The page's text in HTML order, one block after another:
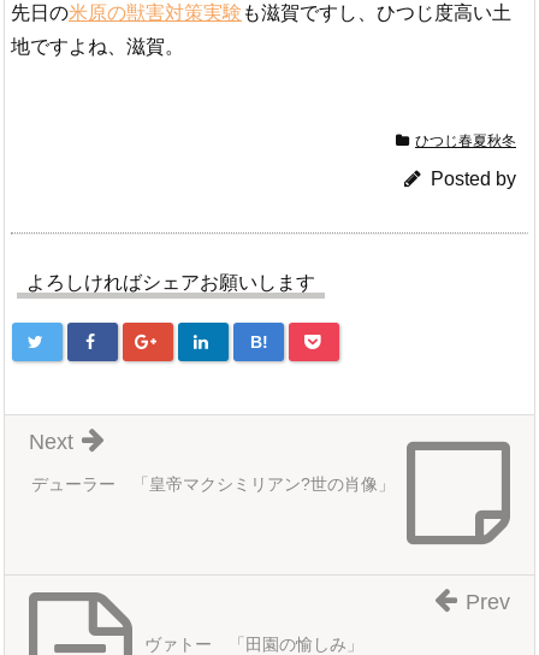
先日の米原の獣害対策実験 も滋賀ですし、ひつじ度高い土
地ですよね、滋賀。
ひつじ春夏秋冬
Posted by
よろしければシェアお願いします
B!
デューラー 「皇帝マクシミリアン?世の肖像」
Next
ヴァトー 「田園の愉しみ」
Prev